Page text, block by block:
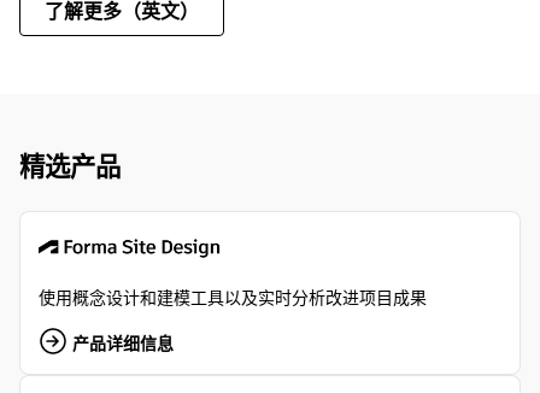
了解更多（英文）
精选产品
使用概念设计和建模工具以及实时分析改进项目成果
产品详细信息